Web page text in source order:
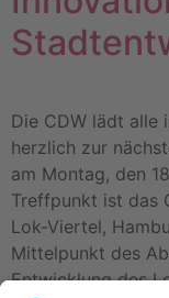
Die CDW lädt alle
herzlich zur
am Montag, den
Treffpunkt ist das
Lok-Viertel,
Mittelpunkt des
Entwicklung des